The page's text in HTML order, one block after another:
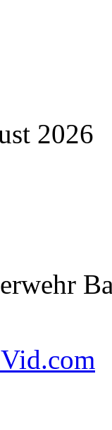
2026